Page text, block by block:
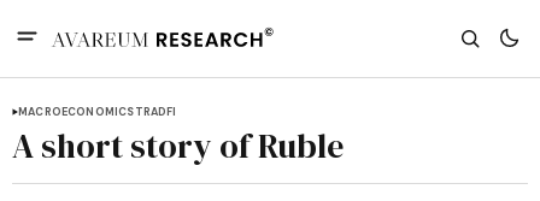
MACROECONOMICSTRADFI
A short story of Ruble